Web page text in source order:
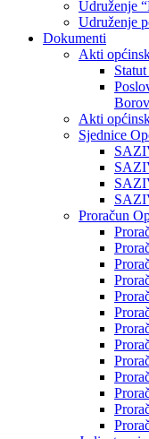
Udruženje
Udruženje
Dokumenti
Akti
Akti
Sjednice
Proračun